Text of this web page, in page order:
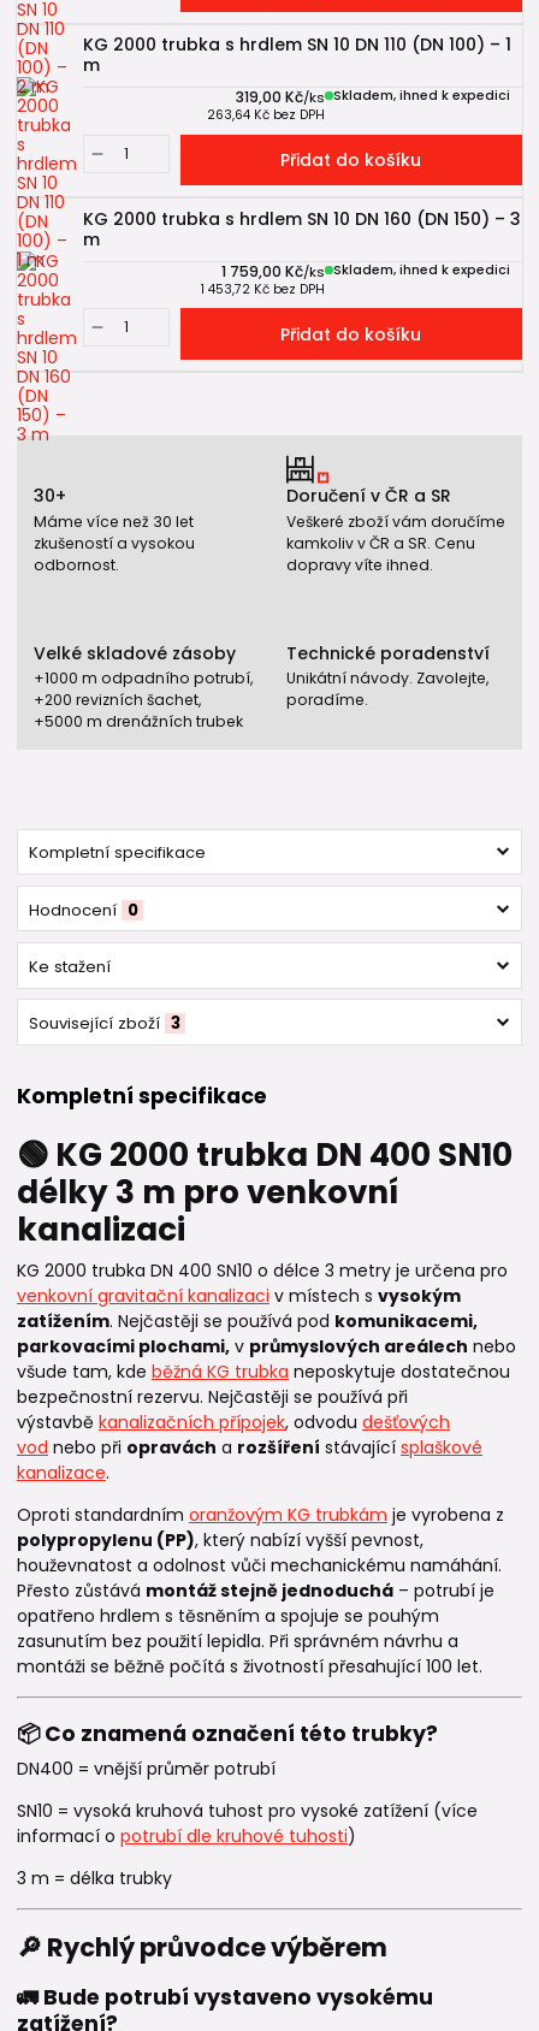
KG 2000 trubka s hrdlem SN 10 DN 110 (DN 100) – 1
m
319,00 Kč/ks
263,64 Kč bez DPH
Skladem, ihned k expedici
Přidat do košíku
KG 2000 trubka s hrdlem SN 10 DN 160 (DN 150) – 3
m
1 759,00 Kč/ks
1 453,72 Kč bez DPH
Skladem, ihned k expedici
Přidat do košíku
30+
Máme více než 30 let
zkušeností a vysokou
odbornost.
Doručení v ČR a SR
Veškeré zboží vám doručíme
kamkoliv v ČR a SR. Cenu
dopravy víte ihned.
Velké skladové zásoby
+1000 m odpadního potrubí,
+200 revizních šachet,
+5000 m drenážních trubek
Technické poradenství
Unikátní návody. Zavolejte,
poradíme.
Kompletní specifikace
Hodnocení 0
Ke stažení
Související zboží 3
Kompletní specifikace
🟢 KG 2000 trubka DN 400 SN10
délky 3 m pro venkovní
kanalizaci
KG 2000 trubka DN 400 SN10 o délce 3 metry je určena pro
venkovní gravitační kanalizaci v místech s vysokým
zatížením. Nejčastěji se používá pod komunikacemi,
parkovacími plochami, v průmyslových areálech nebo
všude tam, kde běžná KG trubka neposkytuje dostatečnou
bezpečnostní rezervu. Nejčastěji se používá při
výstavbě kanalizačních přípojek, odvodu dešťových
vod nebo při opravách a rozšíření stávající splaškové
kanalizace.
Oproti standardním oranžovým KG trubkám je vyrobena z
polypropylenu (PP), který nabízí vyšší pevnost,
houževnatost a odolnost vůči mechanickému namáhání.
Přesto zůstává montáž stejně jednoduchá – potrubí je
opatřeno hrdlem s těsněním a spojuje se pouhým
zasunutím bez použití lepidla. Při správném návrhu a
montáži se běžně počítá s životností přesahující 100 let.
📦 Co znamená označení této trubky?
DN400 = vnější průměr potrubí
SN10 = vysoká kruhová tuhost pro vysoké zatížení (více
informací o potrubí dle kruhové tuhosti)
3 m = délka trubky
🔎 Rychlý průvodce výběrem
🚛 Bude potrubí vystaveno vysokému
zatížení?